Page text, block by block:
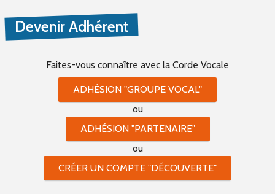
Devenir Adhérent
Faites-vous connaître avec la Corde Vocale
ADHÉSION "GROUPE VOCAL"
ou
ADHÉSION "PARTENAIRE"
ou
CRÉER UN COMPTE "DÉCOUVERTE"